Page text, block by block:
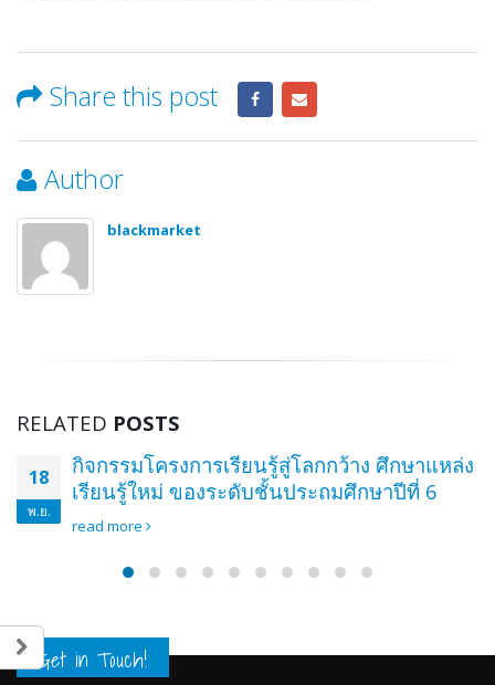
Share this post
Author
blackmarket
RELATED POSTS
18
พ.ย.
กิจกรรมโครงการเรียนรู้สู่โลกกว้าง ศึกษาแหล่ง
เรียนรู้ใหม่ ของระดับชั้นประถมศึกษาปีที่ 6
read more
Get in Touch!